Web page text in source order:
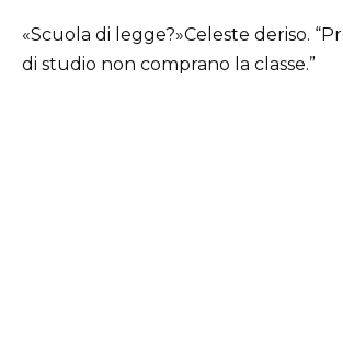
«Scuola di legge?»Celeste deriso.
di studio non comprano la classe.”